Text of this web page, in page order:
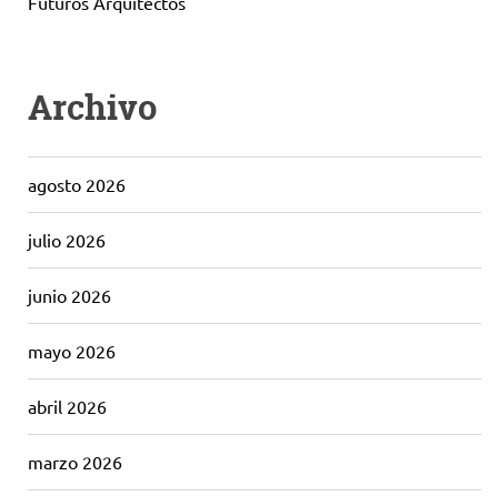
Archivo
agosto 2026
julio 2026
junio 2026
mayo 2026
abril 2026
marzo 2026